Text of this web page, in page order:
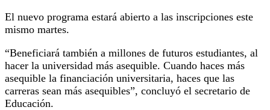
El nuevo programa estará abierto a las inscripciones este
mismo martes.
“Beneficiará también a millones de futuros estudiantes, al
hacer la universidad más asequible. Cuando haces más
asequible la financiación universitaria, haces que las
carreras sean más asequibles”, concluyó el secretario de
Educación.